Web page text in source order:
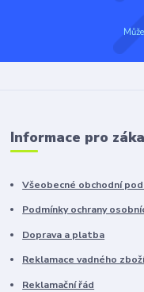
Informace pro
Všeobecné obchodní
Podmínky ochrany
Doprava a platba
Reklamace vadného
Reklamační řád